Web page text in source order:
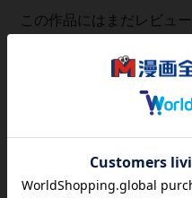
この作品にはまだレビュ
レビ